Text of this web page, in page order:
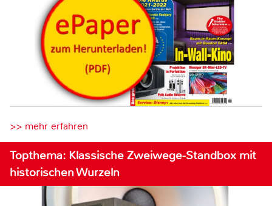
>> mehr erfahren
Topthema: Klassische Zweiwege-Standbox mit
historischen Wurzeln